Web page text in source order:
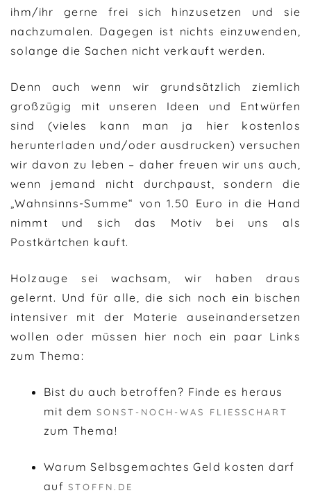
ihm/ihr gerne frei sich hinzusetzen und sie
nachzumalen. Dagegen ist nichts einzuwenden,
solange die Sachen nicht verkauft werden.
Denn auch wenn wir grundsätzlich ziemlich
großzügig mit unseren Ideen und Entwürfen
sind (vieles kann man ja hier kostenlos
herunterladen und/oder ausdrucken) versuchen
wir davon zu leben – daher freuen wir uns auch,
wenn jemand nicht durchpaust, sondern die
„Wahnsinns-Summe“ von 1.50 Euro in die Hand
nimmt und sich das Motiv bei uns als
Postkärtchen kauft.
Holzauge sei wachsam, wir haben draus
gelernt. Und für alle, die sich noch ein bischen
intensiver mit der Materie auseinandersetzen
wollen oder müssen hier noch ein paar Links
zum Thema:
Bist du auch betroffen? Finde es heraus
mit demSONST-NOCH-WAS FLIESSCHART
zum Thema!
Warum Selbsgemachtes Geld kosten darf
auf STOFFN.DE